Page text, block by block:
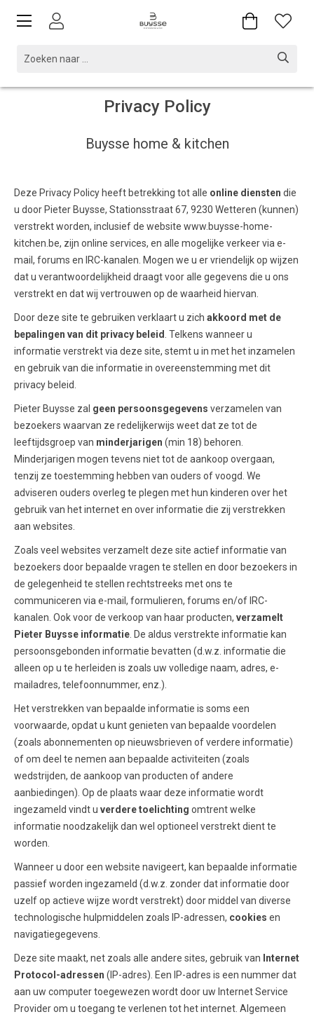
Privacy Policy
Buysse home & kitchen
Deze Privacy Policy heeft betrekking tot alle online diensten die
u door Pieter Buysse, Stationsstraat 67, 9230 Wetteren (kunnen)
verstrekt worden, inclusief de website www.buysse-home-
kitchen.be, zijn online services, en alle mogelijke verkeer via e-
mail, forums en IRC-kanalen. Mogen we u er vriendelijk op wijzen
dat u verantwoordelijkheid draagt voor alle gegevens die u ons
verstrekt en dat wij vertrouwen op de waarheid hiervan.
Door deze site te gebruiken verklaart u zich akkoord met de
bepalingen van dit privacy beleid . Telkens wanneer u
informatie verstrekt via deze site, stemt u in met het inzamelen
en gebruik van die informatie in overeenstemming met dit
privacy beleid.
Pieter Buysse zal geen persoonsgegevens verzamelen van
bezoekers waarvan ze redelijkerwijs weet dat ze tot de
leeftijdsgroep van minderjarigen (min 18) behoren.
Minderjarigen mogen tevens niet tot de aankoop overgaan,
tenzij ze toestemming hebben van ouders of voogd. We
adviseren ouders overleg te plegen met hun kinderen over het
gebruik van het internet en over informatie die zij verstrekken
aan websites.
Zoals veel websites verzamelt deze site actief informatie van
bezoekers door bepaalde vragen te stellen en door bezoekers in
de gelegenheid te stellen rechtstreeks met ons te
communiceren via e-mail, formulieren, forums en/of IRC-
kanalen. Ook voor de verkoop van haar producten, verzamelt
Pieter Buysse informatie . De aldus verstrekte informatie kan
persoonsgebonden informatie bevatten (d.w.z. informatie die
alleen op u te herleiden is zoals uw volledige naam, adres, e-
mailadres, telefoonnummer, enz.).
Het verstrekken van bepaalde informatie is soms een
voorwaarde, opdat u kunt genieten van bepaalde voordelen
(zoals abonnementen op nieuwsbrieven of verdere informatie)
of om deel te nemen aan bepaalde activiteiten (zoals
wedstrijden, de aankoop van producten of andere
aanbiedingen). Op de plaats waar deze informatie wordt
ingezameld vindt u verdere toelichting omtrent welke
informatie noodzakelijk dan wel optioneel verstrekt dient te
worden.
Wanneer u door een website navigeert, kan bepaalde informatie
passief worden ingezameld (d.w.z. zonder dat informatie door
uzelf op actieve wijze wordt verstrekt) door middel van diverse
technologische hulpmiddelen zoals IP-adressen, cookies en
navigatiegegevens.
Deze site maakt, net zoals alle andere sites, gebruik van Internet
Protocol-adressen (IP-adres). Een IP-adres is een nummer dat
aan uw computer toegewezen wordt door uw Internet Service
Provider om u toegang te verlenen tot het internet. Algemeen